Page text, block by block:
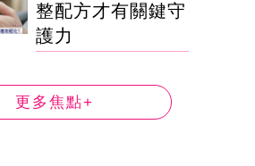
整配方才有關鍵守
護力
更多焦點+